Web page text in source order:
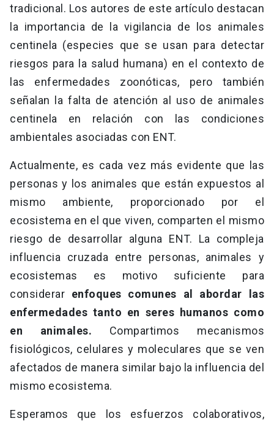
tradicional. Los autores de este artículo destacan
la importancia de la vigilancia de los animales
centinela (especies que se usan para detectar
riesgos para la salud humana) en el contexto de
las enfermedades zoonóticas, pero también
señalan la falta de atención al uso de animales
centinela en relación con las condiciones
ambientales asociadas con ENT.
Actualmente, es cada vez más evidente que las
personas y los animales que están expuestos al
mismo ambiente, proporcionado por el
ecosistema en el que viven, comparten el mismo
riesgo de desarrollar alguna ENT. La compleja
influencia cruzada entre personas, animales y
ecosistemas es motivo suficiente para
considerar enfoques comunes al abordar las
enfermedades tanto en seres humanos como
en animales. Compartimos mecanismos
fisiológicos, celulares y moleculares que se ven
afectados de manera similar bajo la influencia del
mismo ecosistema.
Esperamos que los esfuerzos colaborativos,